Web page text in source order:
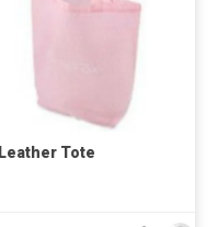
Leather Tote